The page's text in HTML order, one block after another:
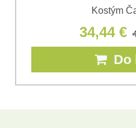
Kostým
34,44 €
Do